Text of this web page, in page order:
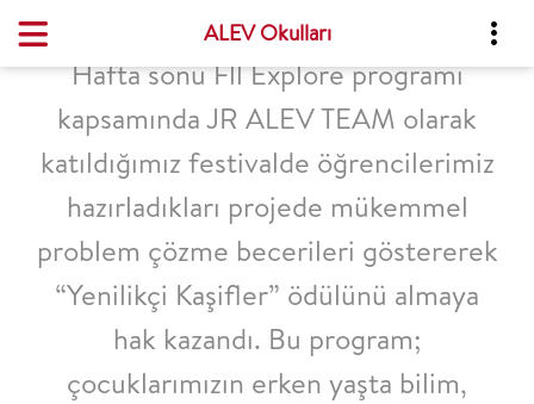
ALEV Okulları
Hafta sonu Fll Explore programı
kapsamında JR ALEV TEAM olarak
katıldığımız festivalde öğrencilerimiz
hazırladıkları projede mükemmel
problem çözme becerileri göstererek
“Yenilikçi Kaşifler” ödülünü almaya
hak kazandı. Bu program;
çocuklarımızın erken yaşta bilim,